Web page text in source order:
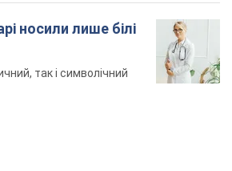
носили лише білі
так і символічний